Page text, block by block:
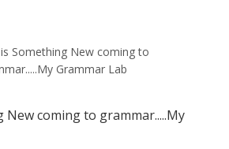
coming to grammar.....My